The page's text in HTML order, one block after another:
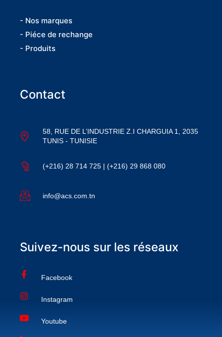
- Nos marques
- Piéce de rechange
- Produits
Contact
58, RUE DE L’INDUSTRIE Z.I CHARGUIA 1, 2035
TUNIS - TUNISIE
(+216) 28 714 725 | (+216) 29 868 080
info@acs.com.tn
Suivez-nous sur les réseaux
Facebook
Instagram
Youtube